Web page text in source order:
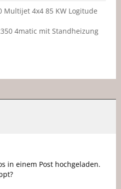
Multijet 4x4 85 KW Logitude
4matic mit Standheizung
in einem Post hochgeladen.